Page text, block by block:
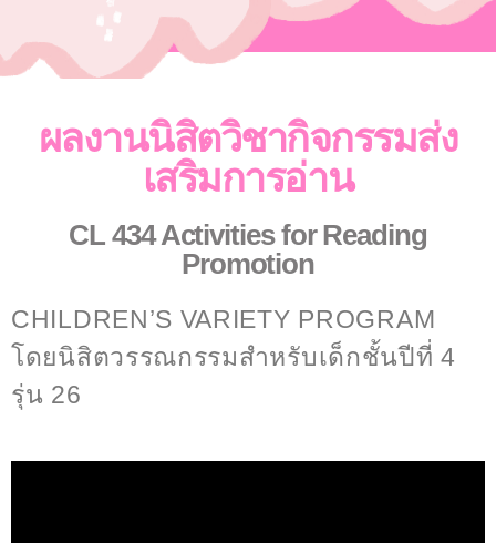
ผลงานนิสิตวิชากิจกรรมส่ง
เสริมการอ่าน
CL 434 Activities for Reading
Promotion
CHILDREN’S VARIETY PROGRAM
โดยนิสิตวรรณกรรมสำหรับเด็กชั้นปีที่ 4
รุ่น 26